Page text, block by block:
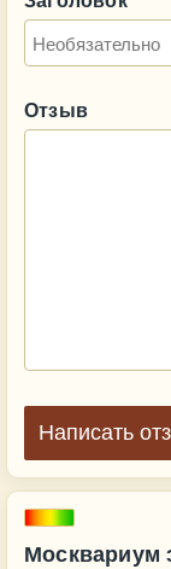
Москвариум
Отзыв
Написать